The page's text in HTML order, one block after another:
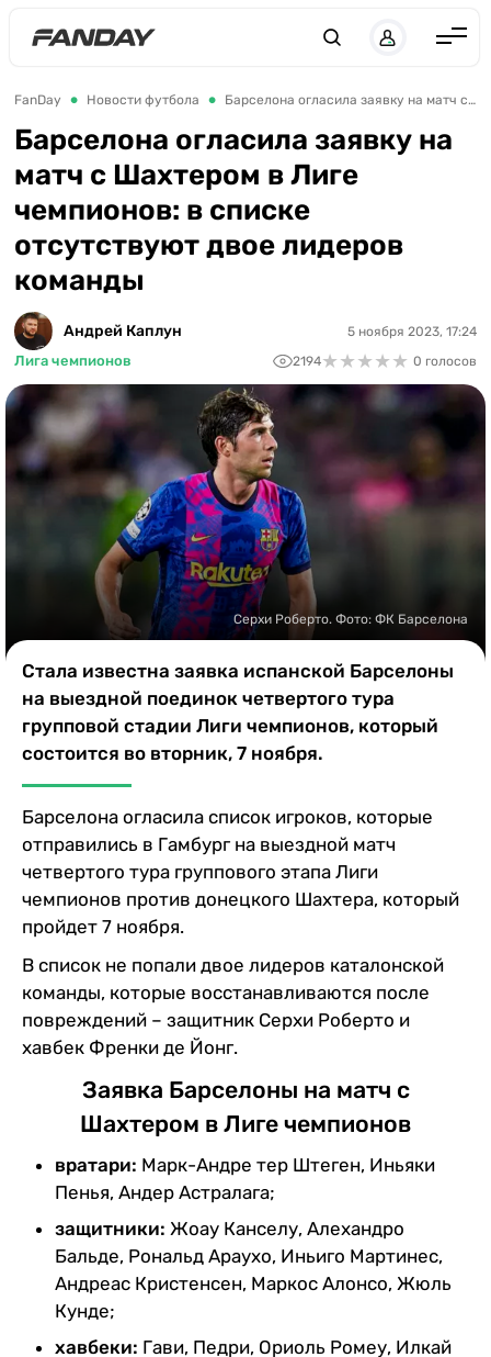
Англия
Испания
Германия
Италия
Франция
Украина
ЛЧ
ЧЕ-2028
Букмекеры
Казино
FanDay Новости футбола Барселона огласила заявку на матч с Шахтером в Лиге чемпионов: в списке отсутствуют двое лидеров команды
Барселона огласила заявку на
матч с Шахтером в Лиге
чемпионов: в списке
отсутствуют двое лидеров
команды
Андрей Каплун
Лига чемпионов
5 ноября 2023, 17:24
2194★★★★★
★★★★★ 0 голосов
Серхи Роберто. Фото: ФК Барселона
Стала известна заявка испанской Барселоны
на выездной поединок четвертого тура
групповой стадии Лиги чемпионов, который
состоится во вторник, 7 ноября.
Барселона огласила список игроков, которые
отправились в Гамбург на выездной матч
четвертого тура группового этапа Лиги
чемпионов против донецкого Шахтера, который
пройдет 7 ноября.
В список не попали двое лидеров каталонской
команды, которые восстанавливаются после
повреждений – защитник Серхи Роберто и
хавбек Френки де Йонг.
Заявка Барселоны на матч с
Шахтером в Лиге чемпионов
вратари: Марк-Андре тер Штеген, Иньяки
Пенья, Андер Астралага;
защитники: Жоау Канселу, Алехандро
Бальде, Рональд Араухо, Иньиго Мартинес,
Андреас Кристенсен, Маркос Алонсо, Жюль
Кунде;
хавбеки: Гави, Педри, Ориоль Ромеу, Илкай